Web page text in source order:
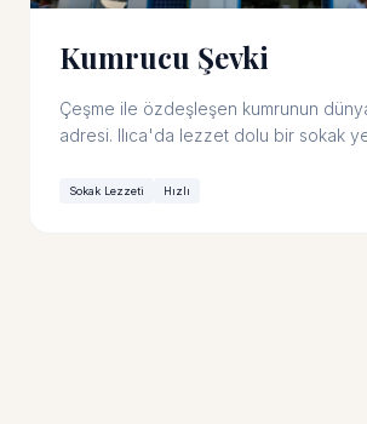
Kumrucu Şevki
Çeşme ile özdeşleşen kumrunun
adresi. Ilıca'da lezzet dolu bir sokak
Sokak Lezzeti Hızlı